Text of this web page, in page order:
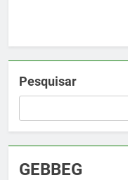
Pesquisar
GEBBEG